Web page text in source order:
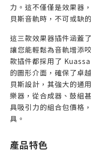
力。這不僅僅是效果器
貝斯音軌時，不可或缺
這三款效果器插件涵蓋
讓您能輕鬆為音軌增添
款插件都採用了
的圖形介面，確保了卓
貝斯設計，其強大的通
樂器，從合成器、鼓組
具吸引力的組合包價格
具。
產品特色